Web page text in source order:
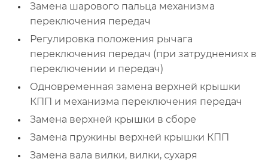
Замена шарового пальца механизма
переключения передач
Регулировка положения рычага
переключения передач (при затруднениях в
переключении и передач)
Одновременная замена верхней крышки
КПП и механизма переключения передач
Замена верхней крышки в сборе
Замена пружины верхней крышки КПП
Замена вала вилки, вилки, сухаря